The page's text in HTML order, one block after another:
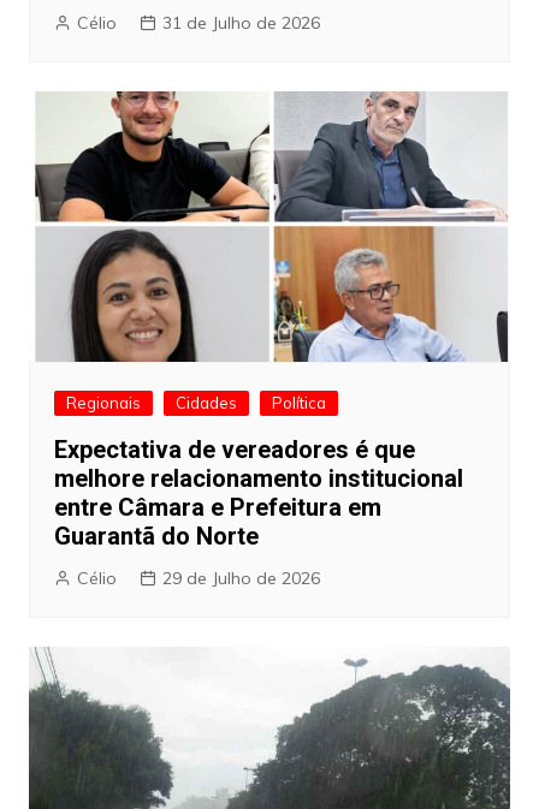
Célio 31 de Julho de 2026
Regionais Cidades Política
Expectativa de vereadores é que
melhore relacionamento institucional
entre Câmara e Prefeitura em
Guarantã do Norte
Célio 29 de Julho de 2026